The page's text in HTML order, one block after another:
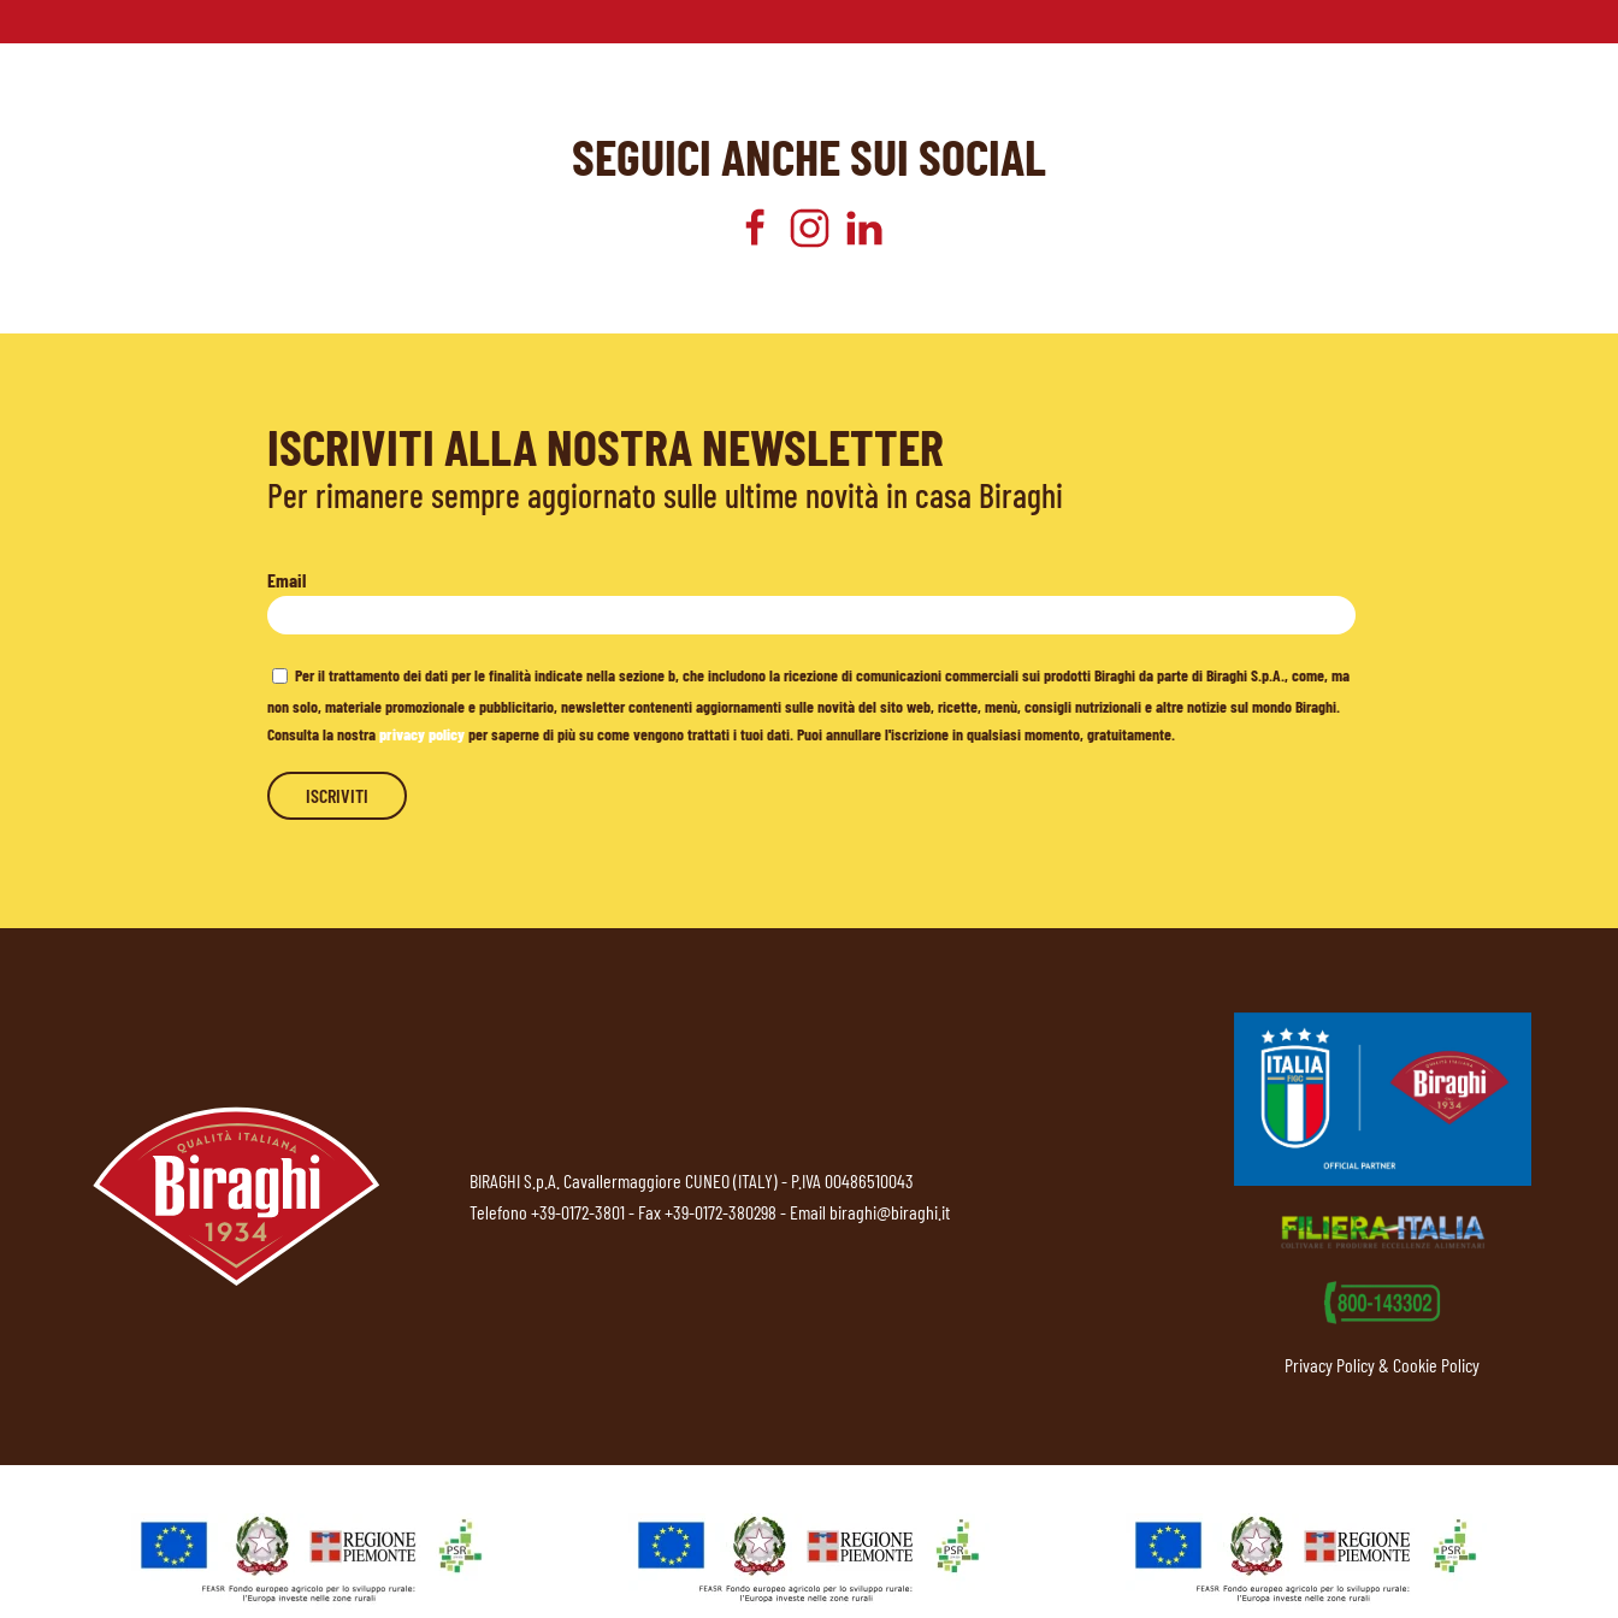
SEGUICI ANCHE SUI SOCIAL
ISCRIVITI ALLA NOSTRA NEWSLETTER
Per rimanere sempre aggiornato sulle ultime novità in casa Biraghi
Email
Per il trattamento dei dati per le finalità indicate nella sezione b, che includono la ricezione di comunicazioni commerciali sui prodotti Biraghi da parte di Biraghi S.p.A., come, ma
non solo, materiale promozionale e pubblicitario, newsletter contenenti aggiornamenti sulle novità del sito web, ricette, menù, consigli nutrizionali e altre notizie sul mondo Biraghi.
Consulta la nostraprivacy policyper saperne di più su come vengono trattati i tuoi dati. Puoi annullare l'iscrizione in qualsiasi momento, gratuitamente.
BIRAGHI S.p.A. Cavallermaggiore CUNEO (ITALY) - P.IVA 00486510043
Telefono +39-0172-3801- Fax +39-0172-380298 - Email biraghi@biraghi.it
Privacy Policy & Cookie Policy